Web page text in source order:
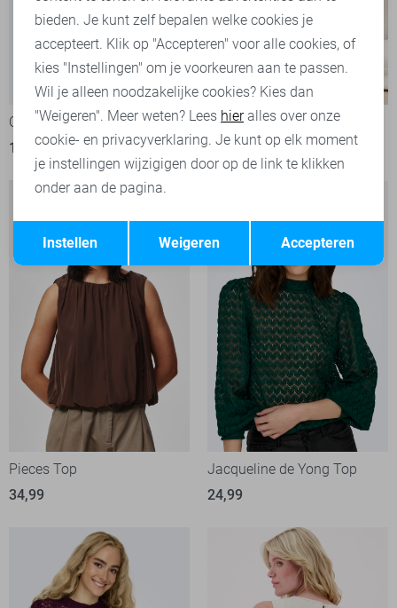
-20%
Only Top
19,95 24,99
LolaLiza Top
35,99
Pieces Top
34,99
Jacqueline de Yong Top
24,99
Terug Opslaan
bieden. Je kunt zelf bepalen welke cookies je
accepteert. Klik op "Accepteren" voor alle cookies, of
kies "Instellingen" om je voorkeuren aan te passen.
Wil je alleen noodzakelijke cookies? Kies dan
"Weigeren". Meer weten? Lees hieralles over onze
cookie- en privacyverklaring. Je kunt op elk moment
je instellingen wijzigigen door op de link te klikken
onder aan de pagina.
Accepteren
Weigeren
Instellen